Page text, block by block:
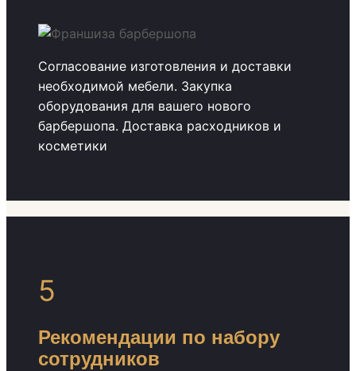
Согласование изготовления и доставки
необходимой мебели. Закупка
оборудования для вашего нового
барбершопа. Доставка расходников и
косметики
5
Рекомендации по набору
сотрудников